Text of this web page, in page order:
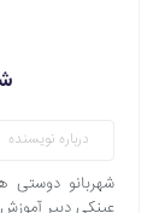
درباره نویسنده
شهربانو
عینکی دبیر